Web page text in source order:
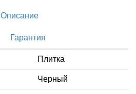
Описание
Гарантия
Плитка
Черный